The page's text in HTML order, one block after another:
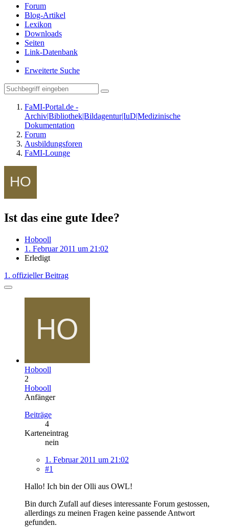
Forum
Blog-Artikel
Lexikon
Downloads
Seiten
Link-Datenbank
Erweiterte Suche
FaMI-Portal.de -
Archiv|Bibliothek|Bildagentur|IuD|Medizinische
Dokumentation
Forum
Ausbildungsforen
FaMI-Lounge
Ist das eine gute Idee?
Hobooll
1. Februar 2011 um 21:02
Erledigt
1. offizieller Beitrag
Hobooll
2
Hobooll
Anfänger
Beiträge
4
Karteneintrag
nein
1. Februar 2011 um 21:02
#1
Hallo! Ich bin der Olli aus OWL!
Bin durch Zufall auf dieses interessante Forum gestossen,
allerdings zu meinen Fragen keine passende Antwort
gefunden.